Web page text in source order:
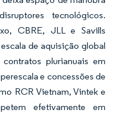
tecnológicos.
CBRE, JLL e Savills
de aquisição global
plurianuais em
e concessões de
RCR Vietnam, Vintek e
efetivamente em